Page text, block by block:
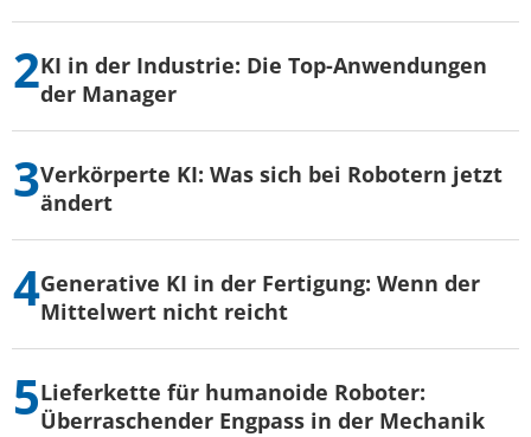
KI in der Industrie: Die Top-Anwendungen
der Manager
Verkörperte KI: Was sich bei Robotern jetzt
ändert
Generative KI in der Fertigung: Wenn der
Mittelwert nicht reicht
Lieferkette für humanoide Roboter:
Überraschender Engpass in der Mechanik